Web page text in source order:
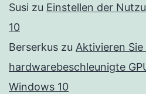
Susi zu Einstellen der
10
Berserkus zu Aktivieren Sie
hardwarebeschleunigte
Windows 10